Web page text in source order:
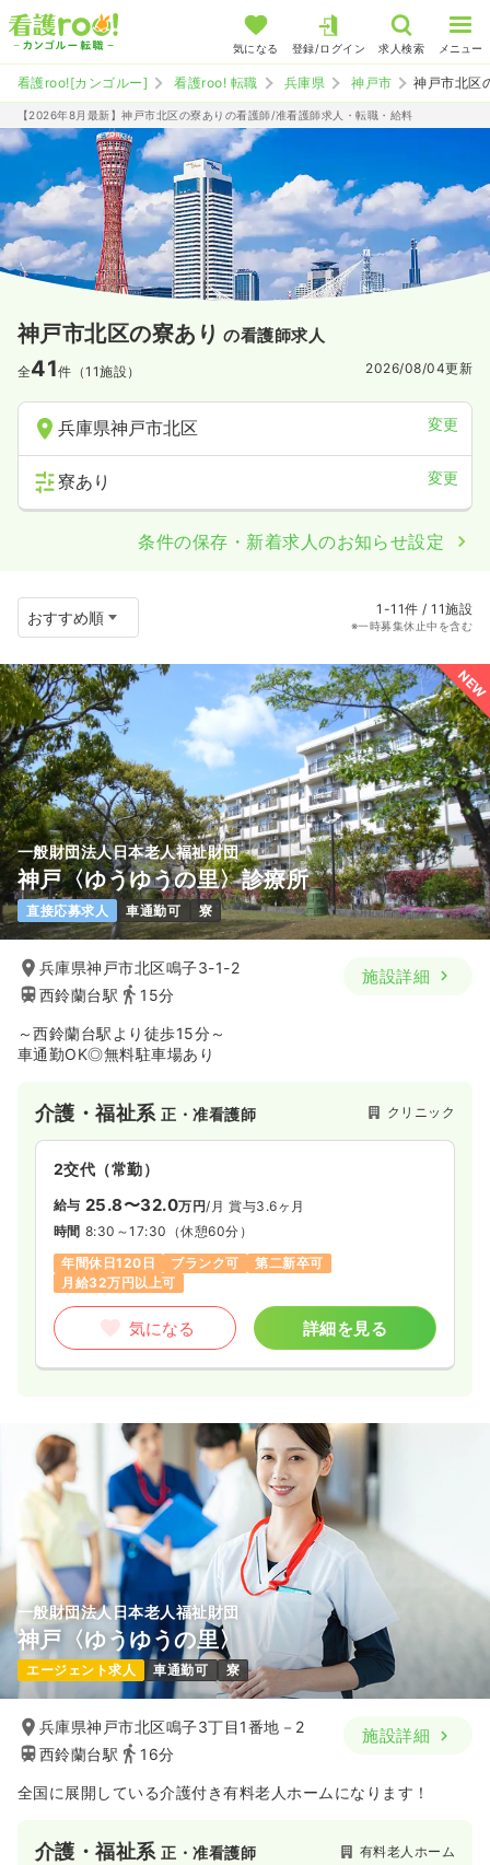
気になる 登録/ログイン 求人検索 メニュー
看護roo![カンゴルー] 看護roo! 転職 兵庫県 神戸市 神戸市北区
【2026年8月最新】神戸市北区の寮ありの看護師/准看護師求人・転職・給料
神戸市北区の寮あり の看護師求人
全41件（11施設） 2026/08/04更新
兵庫県神戸市北区 変更
寮あり 変更
条件の保存・新着求人のお知らせ設定
1-11件 / 11施設
※一時募集休止中を含む
NEW
一般財団法人日本老人福祉財団
神戸〈ゆうゆうの里〉診療所
直接応募求人 車通勤可 寮
兵庫県神戸市北区鳴子3-1-2
西鈴蘭台駅
15分
施設詳細
～西鈴蘭台駅より徒歩15分～
車通勤OK◎無料駐車場あり
介護・福祉系正・准看護師 クリニック
2交代（常勤）
給与 25.8〜32.0万円/月 賞与3.6ヶ月
時間 8:30～17:30 （休憩60分）
年間休日120日
ブランク可
第二新卒可
月給32万円以上可
気になる 詳細を見る
一般財団法人日本老人福祉財団
神戸〈ゆうゆうの里〉
エージェント求人 車通勤可 寮
兵庫県神戸市北区鳴子3丁目1番地－2
西鈴蘭台駅
16分
施設詳細
全国に展開している介護付き有料老人ホームになります！
介護・福祉系正・准看護師 有料老人ホーム